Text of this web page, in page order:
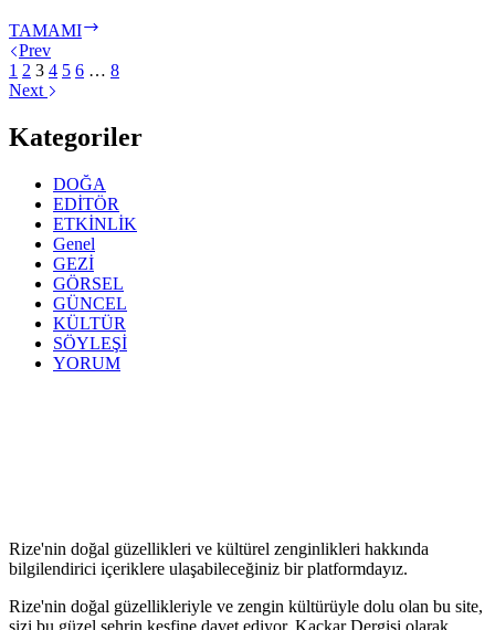
TAMAMI
MERHAMETLİ
Prev
1 2 3 4 5 6 … 8
Next
Kategoriler
DOĞA
EDİTÖR
ETKİNLİK
Genel
GEZİ
GÖRSEL
GÜNCEL
KÜLTÜR
SÖYLEŞİ
YORUM
Rize'nin doğal güzellikleri ve kültürel zenginlikleri hakkında
bilgilendirici içeriklere ulaşabileceğiniz bir platformdayız.
Rize'nin doğal güzellikleriyle ve zengin kültürüyle dolu olan bu site,
sizi bu güzel şehrin keşfine davet ediyor. Kaçkar Dergisi olarak,